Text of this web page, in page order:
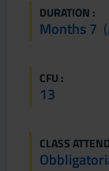
DURATION :
Months 7
CFU :
13
CLASS